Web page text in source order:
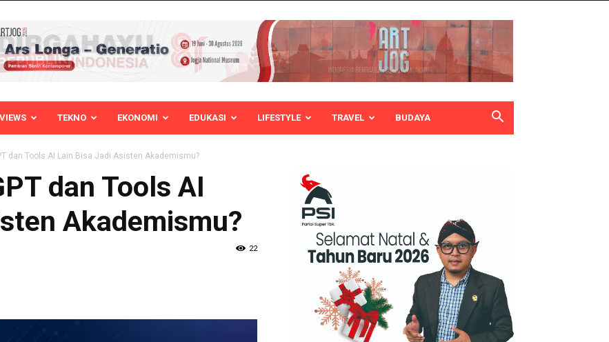
VIEWS TEKNO EKONOMI EDUKASI LIFESTYLE TRAVEL BUDAYA
dan Tools AI Lain Bisa Jadi Asisten Akademismu?
dan Tools AI
Akademismu?
22